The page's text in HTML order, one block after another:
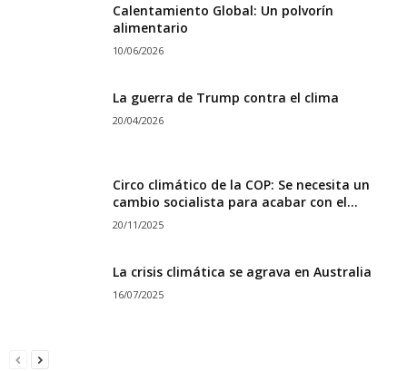
Calentamiento Global: Un polvorín
alimentario
10/06/2026
La guerra de Trump contra el clima
20/04/2026
Circo climático de la COP: Se necesita un
cambio socialista para acabar con el...
20/11/2025
La crisis climática se agrava en Australia
16/07/2025